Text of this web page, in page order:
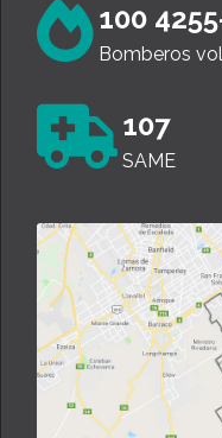
100
Bomberos
107
SAME